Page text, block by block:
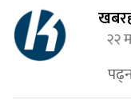
२२